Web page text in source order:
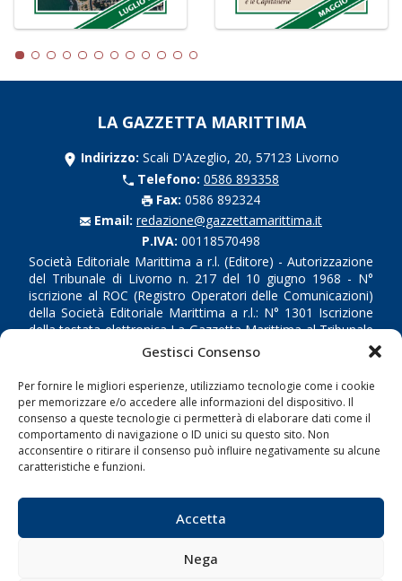
Gestisci Consenso
Per fornire le migliori esperienze, utilizziamo tecnologie come i cookie
per memorizzare e/o accedere alle informazioni del dispositivo. Il
consenso a queste tecnologie ci permetterà di elaborare dati come il
comportamento di navigazione o ID unici su questo sito. Non
acconsentire o ritirare il consenso può influire negativamente su alcune
caratteristiche e funzioni.
Accetta
Nega
LA GAZZETTA MARITTIMA
Indirizzo: Scali D'Azeglio, 20, 57123 Livorno
Telefono: 0586 893358
Fax: 0586 892324
Email: redazione@gazzettamarittima.it
P.IVA: 00118570498
Società Editoriale Marittima a r.l. (Editore) - Autorizzazione
del Tribunale di Livorno n. 217 del 10 giugno 1968 - N°
iscrizione al ROC (Registro Operatori delle Comunicazioni)
della Società Editoriale Marittima a r.l.: N° 1301 Iscrizione
della testata elettronica La Gazzetta Marittima al Tribunale
di Livorno del 15/09/2010.
LINK
Shipping
Porti/Interporti
Varie
Sostenibilità
Compagnie di Navigazione